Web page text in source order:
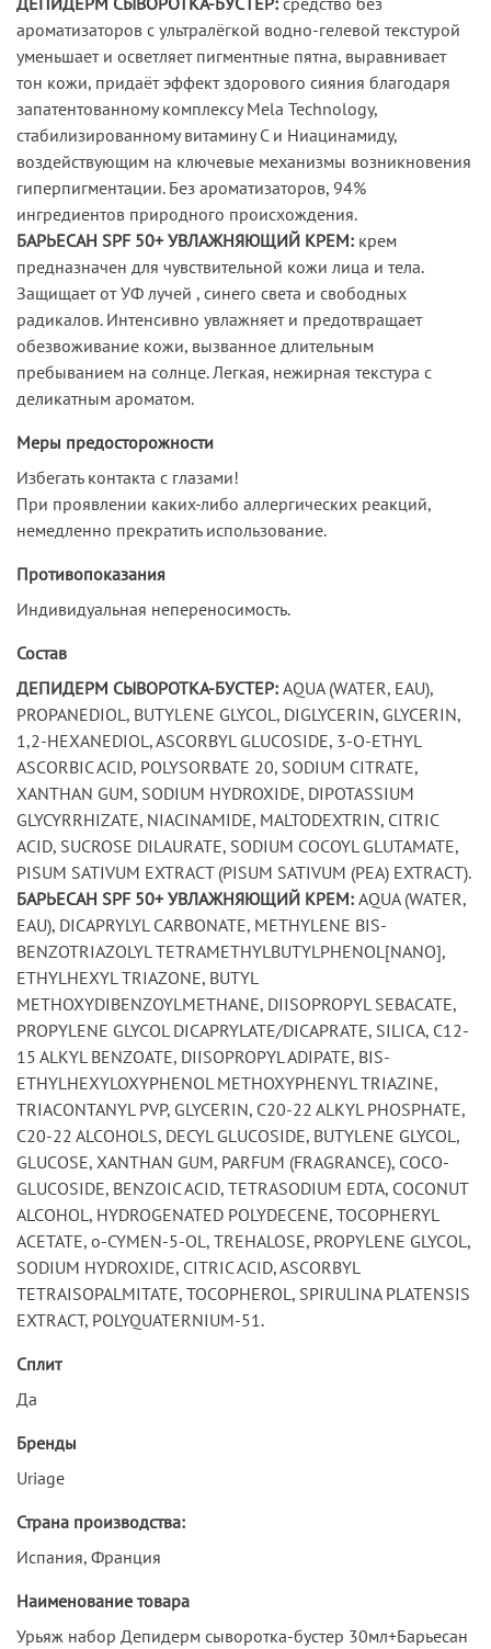
ароматизаторов с ультралёгкой водно-гелевой текстурой
уменьшает и осветляет пигментные пятна, выравнивает
тон кожи, придаёт эффект здорового сияния благодаря
запатентованному комплексу Mela Technology,
стабилизированному витамину С и Ниацинамиду,
воздействующим на ключевые механизмы возникновения
гиперпигментации. Без ароматизаторов, 94%
ингредиентов природного происхождения.
БАРЬЕСАН SPF 50+ УВЛАЖНЯЮЩИЙ КРЕМ: крем
предназначен для чувствительной кожи лица и тела.
Защищает от УФ лучей , синего света и свободных
радикалов. Интенсивно увлажняет и предотвращает
обезвоживание кожи, вызванное длительным
пребыванием на солнце. Легкая, нежирная текстура с
деликатным ароматом.
Меры предосторожности
Избегать контакта с глазами!
При проявлении каких-либо аллергических реакций,
немедленно прекратить использование.
Противопоказания
Индивидуальная непереносимость.
Состав
ДЕПИДЕРМ СЫВОРОТКА-БУСТЕР: AQUA (WATER, EAU),
PROPANEDIOL, BUTYLENE GLYCOL, DIGLYCERIN, GLYCERIN,
1,2-HEXANEDIOL, ASCORBYL GLUCOSIDE, 3-O-ETHYL
ASCORBIC ACID, POLYSORBATE 20, SODIUM CITRATE,
XANTHAN GUM, SODIUM HYDROXIDE, DIPOTASSIUM
GLYCYRRHIZATE, NIACINAMIDE, MALTODEXTRIN, CITRIC
ACID, SUCROSE DILAURATE, SODIUM COCOYL GLUTAMATE,
PISUM SATIVUM EXTRACT (PISUM SATIVUM (PEA) EXTRACT).
БАРЬЕСАН SPF 50+ УВЛАЖНЯЮЩИЙ КРЕМ: AQUA (WATER,
EAU), DICAPRYLYL CARBONATE, METHYLENE BIS-
BENZOTRIAZOLYL TETRAMETHYLBUTYLPHENOL[NANO],
ETHYLHEXYL TRIAZONE, BUTYL
METHOXYDIBENZOYLMETHANE, DIISOPROPYL SEBACATE,
PROPYLENE GLYCOL DICAPRYLATE/DICAPRATE, SILICA, C12-
15 ALKYL BENZOATE, DIISOPROPYL ADIPATE, BIS-
ETHYLHEXYLOXYPHENOL METHOXYPHENYL TRIAZINE,
TRIACONTANYL PVP, GLYCERIN, C20-22 ALKYL PHOSPHATE,
C20-22 ALCOHOLS, DECYL GLUCOSIDE, BUTYLENE GLYCOL,
GLUCOSE, XANTHAN GUM, PARFUM (FRAGRANCE), COCO-
GLUCOSIDE, BENZOIC ACID, TETRASODIUM EDTA, COCONUT
ALCOHOL, HYDROGENATED POLYDECENE, TOCOPHERYL
ACETATE, o-CYMEN-5-OL, TREHALOSE, PROPYLENE GLYCOL,
SODIUM HYDROXIDE, CITRIC ACID, ASCORBYL
TETRAISOPALMITATE, TOCOPHEROL, SPIRULINA PLATENSIS
EXTRACT, POLYQUATERNIUM-51.
Сплит
Да
Бренды
Uriage
Страна производства:
Испания, Франция
Наименование товара
Урьяж набор Депидерм сыворотка-бустер 30мл+Барьесан